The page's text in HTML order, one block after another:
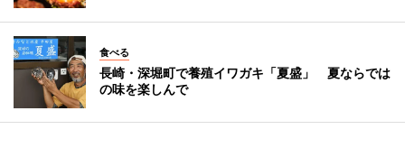
食べる
長崎・深堀町で養殖イワガキ「夏盛」 夏ならでは
の味を楽しんで